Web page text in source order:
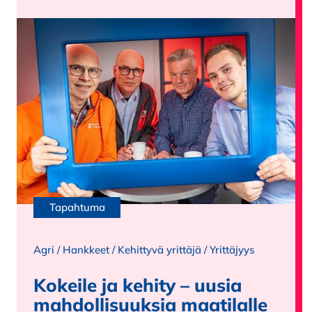
Tapahtuma
Agri / Hankkeet / Kehittyvä yrittäjä /Yrittäjyys
Kokeile ja kehity – uusia
mahdollisuuksia maatilalle